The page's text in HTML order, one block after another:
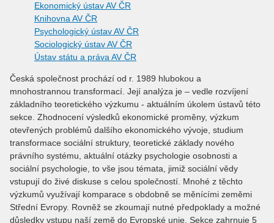
Ekonomický ústav AV ČR
Knihovna AV ČR
Psychologický ústav AV ČR
Sociologický ústav AV ČR
Ústav státu a práva AV ČR
Česká společnost prochází od r. 1989 hlubokou a
mnohostrannou transformací. Její analýza je – vedle rozvíjení
základního teoretického výzkumu - aktuálním úkolem ústavů této
sekce. Zhodnocení výsledků ekonomické proměny, výzkum
otevřených problémů dalšího ekonomického vývoje, studium
transformace sociální struktury, teoretické základy nového
právního systému, aktuální otázky psychologie osobnosti a
sociální psychologie, to vše jsou témata, jimiž sociální vědy
vstupují do živé diskuse s celou společností. Mnohé z těchto
výzkumů využívají komparace s obdobně se měnícími zeměmi
Střední Evropy. Rovněž se zkoumají nutné předpoklady a možné
důsledky vstupu naší země do Evropské unie. Sekce zahrnuje 5